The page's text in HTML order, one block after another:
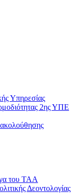
Υπηρεσίας
2ης ΥΠΕ
του ΤΑΑ
Δεοντολογίας